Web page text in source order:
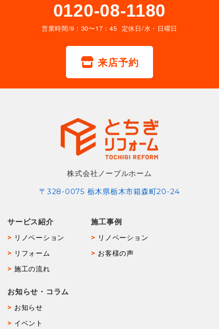
0120-08-1180
営業時間/9：30〜17：45 定休日/水・日曜日
来店予約
株式会社ノーブルホーム
〒328-0075 栃木県栃木市箱森町20-24
サービス紹介
リノベーション
リフォーム
施工の流れ
施工事例
リノベーション
お客様の声
お知らせ・コラム
お知らせ
イベント